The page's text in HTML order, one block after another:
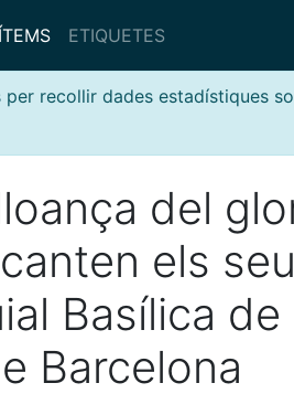
ÍTEMS ETIQUETES
recollir dades estadístiques
del
els
Basílica
Barcelona